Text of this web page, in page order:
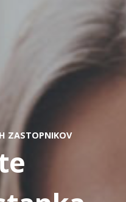
ZASTOPNIKOV